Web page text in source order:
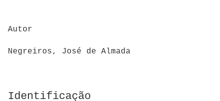
Autor
Negreiros, José de Almada
Identificação